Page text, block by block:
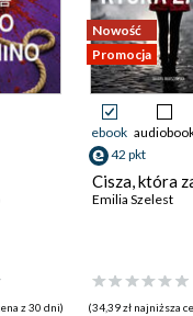
z 30 dni)
Nowość
Promocja
ebook
42 pkt
Cisza, która
Emilia Szelest
(34,39 zł najniższa